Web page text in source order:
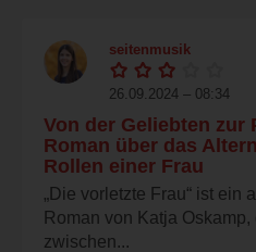
seitenmusik
26.09.2024 – 08:34
Von der Geliebten zur
Roman über das
Rollen einer Frau
„Die vorletzte Frau“ ist ein
Roman von Katja
zwischen...